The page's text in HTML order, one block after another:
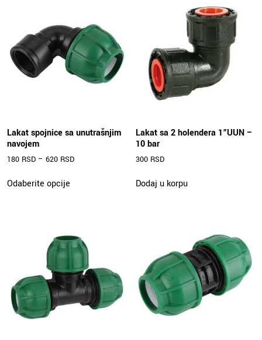
Lakat spojnice sa unutrašnjim
navojem
180 RSD – 620 RSD
Odaberite opcije
Opcije
mogu
izabrane
na
stranici
proizvoda.
Lakat sa 2 holendera 1”UUN –
10 bar
300 RSD
Dodaj u korpu